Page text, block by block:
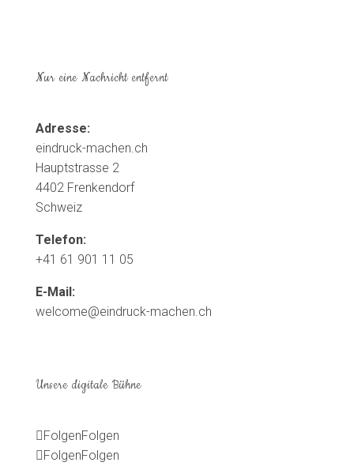
Nur eine Nachricht entfernt
Adresse:
eindruck-machen.ch
Hauptstrasse 2
4402 Frenkendorf
Schweiz
Telefon:
+41 61 901 11 05
E-Mail:
welcome@eindruck-machen.ch
Unsere digitale Bühne
FolgenFolgen
FolgenFolgen